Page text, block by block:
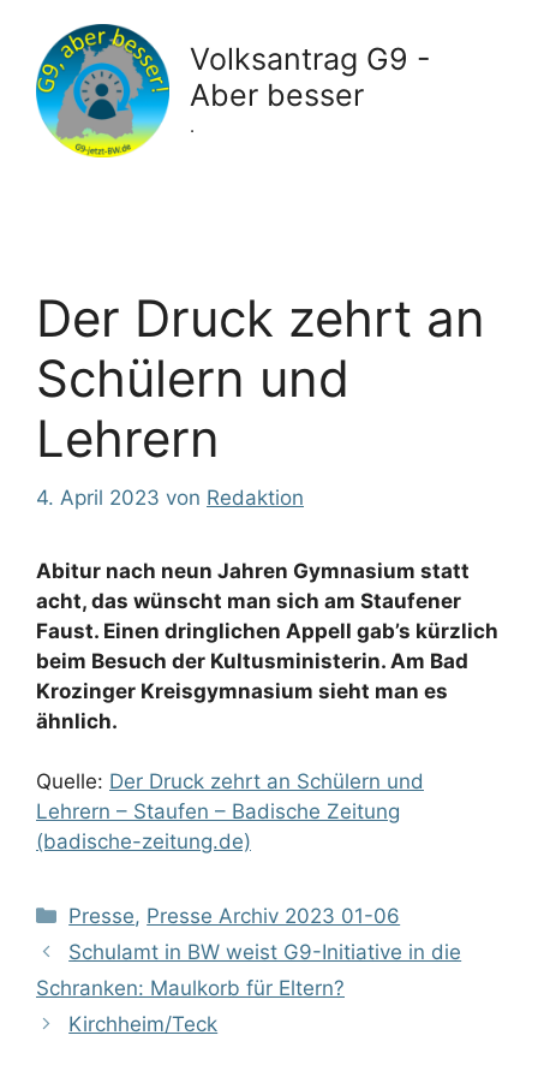
Inhalt
springen
Volksantrag G9 -
Aber besser
.
Der Druck zehrt an
Schülern und
Lehrern
4. April 2023 von Redaktion
Abitur nach neun Jahren Gymnasium statt
acht, das wünscht man sich am Staufener
Faust. Einen dringlichen Appell gab’s kürzlich
beim Besuch der Kultusministerin. Am Bad
Krozinger Kreisgymnasium sieht man es
ähnlich.
Quelle: Der Druck zehrt an Schülern und
Lehrern – Staufen – Badische Zeitung
(badische-zeitung.de)
Kategorien
Presse, Presse Archiv 2023 01-06
Schulamt in BW weist G9-Initiative in die
Schranken: Maulkorb für Eltern?
Kirchheim/Teck